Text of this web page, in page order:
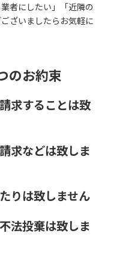
者にしたい」「近隣の
ざいましたらお気軽に
のお約束
求することは致
求などは致しま
りは致しません
法投棄は致しま